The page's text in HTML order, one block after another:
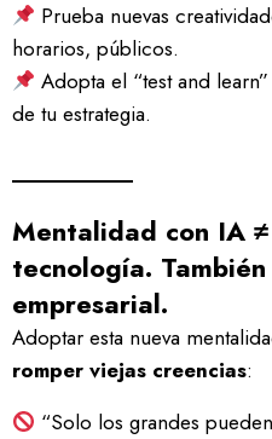
Prueba nuevas
horarios, públicos.
Adopta el “test and
de tu estrategia.
Mentalidad con IA
tecnología.
empresarial.
Adoptar esta nueva
romper viejas creencias:
“Solo los grandes